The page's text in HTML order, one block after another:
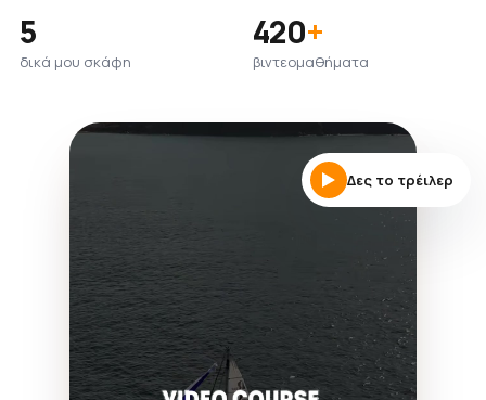
5
δικά μου σκάφη
420+
βιντεομαθήματα
Δες το τρέιλερ